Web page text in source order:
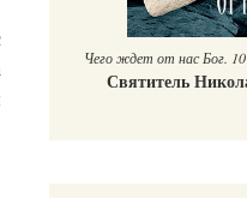
Чего ждет от нас Бог.
Святитель